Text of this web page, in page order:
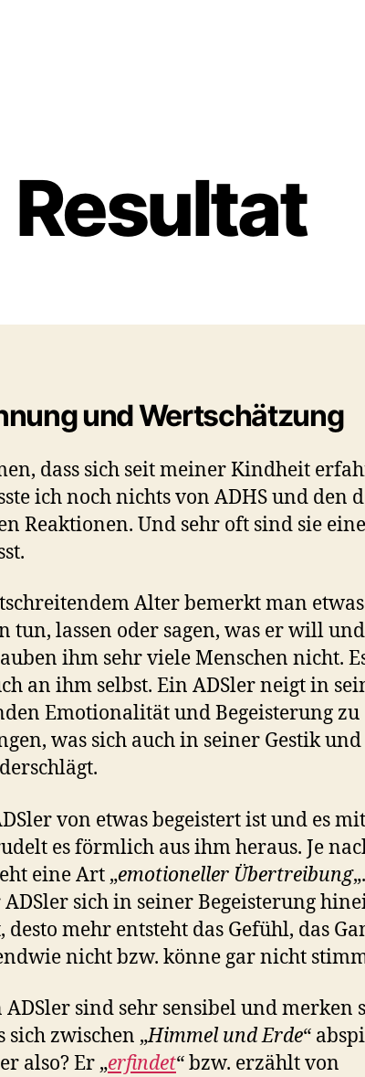
Resultat
und Wertschätzung
dass sich seit meiner Kindheit
ich noch nichts von ADHS und den
Reaktionen. Und sehr oft sind sie
Alter bemerkt man
tun, lassen oder sagen, was er will und
ihm sehr viele Menschen nicht.
an ihm selbst. Ein ADSler neigt in
Emotionalität und Begeisterung zu
was sich auch in seiner Gestik
von etwas begeistert ist und es
es förmlich aus ihm heraus. Je
eine Art „emotioneller Übertreibung
sich in seiner Begeisterung
mehr entsteht das Gefühl, das
nicht bzw. könne gar nicht
ADSler sind sehr sensibel und merken
sich zwischen „Himmel und Erde“
also? Er „erfindet“ bzw. erzählt von